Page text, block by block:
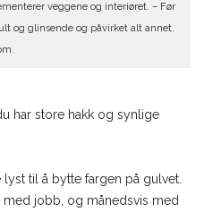
veggene og interiøret. – Før
og glinsende og påvirket alt annet.
har store hakk og synlige
til å bytte fargen på gulvet.
med jobb, og månedsvis med